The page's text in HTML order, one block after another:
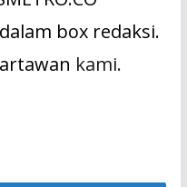
box redaksi.
kami.